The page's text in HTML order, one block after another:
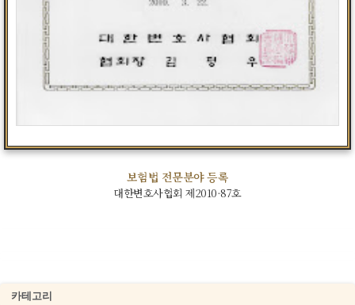
보험법 전문분야 등록
대한변호사협회 제2010-87호
카테고리